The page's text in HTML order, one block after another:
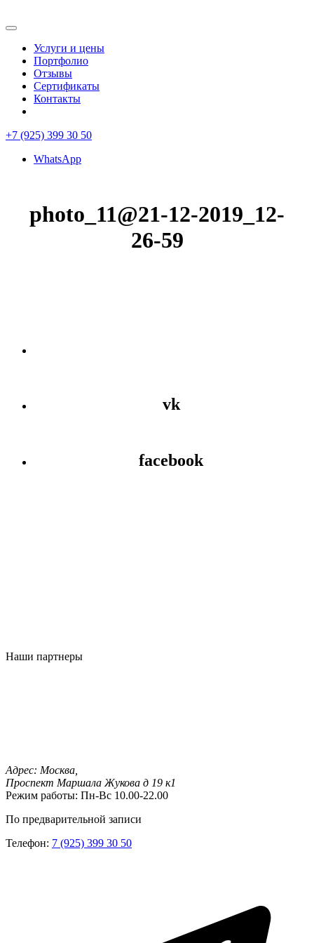
Услуги и цены
Портфолио
Отзывы
Сертификаты
Контакты
+7 (925) 399 30 50
WhatsApp
photo_11@21-12-2019_12-
26-59
vk
facebook
Наши партнеры
Адрес: Москва,
Проспект Маршала Жукова д 19 к1
Режим работы: Пн-Вс 10.00-22.00
По предварительной записи
Телефон: 7 (925) 399 30 50